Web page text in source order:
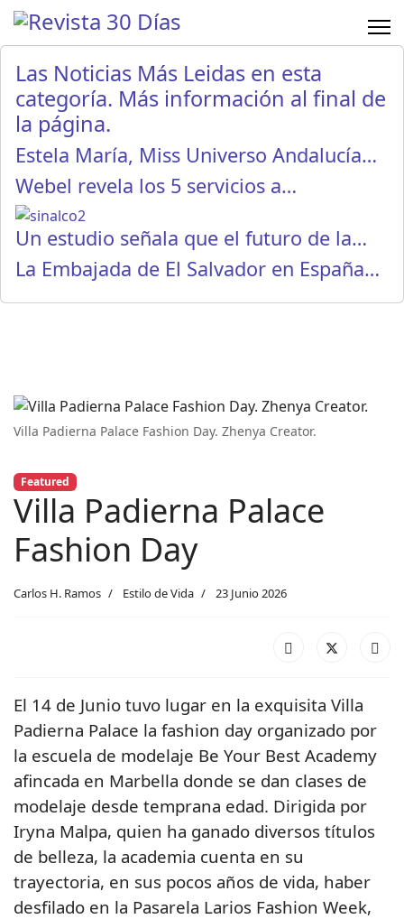
Las Noticias Más Leidas en esta
categoría. Más información al final de
la página.
Estela María, Miss Universo Andalucía…
Webel revela los 5 servicios a…
Un estudio señala que el futuro de la…
La Embajada de El Salvador en España…
Villa Padierna Palace Fashion Day. Zhenya Creator.
Featured
Villa Padierna Palace
Fashion Day
Carlos H. Ramos Estilo de Vida 23 Junio 2026
El 14 de Junio tuvo lugar en la exquisita Villa
Padierna Palace la fashion day organizado por
la escuela de modelaje Be Your Best Academy
afincada en Marbella donde se dan clases de
modelaje desde temprana edad. Dirigida por
Iryna Malpa, quien ha ganado diversos títulos
de belleza, la academia cuenta en su
trayectoria, en sus pocos años de vida, haber
desfilado en la Pasarela Larios Fashion Week,